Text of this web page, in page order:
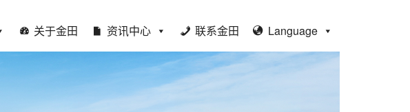
关于金田 资讯中心 联系金田 Language